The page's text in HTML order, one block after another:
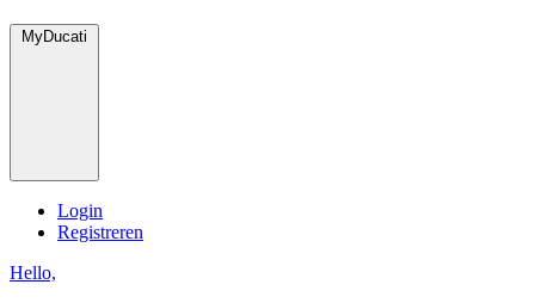
MyDucati
Login
Registreren
Hello,